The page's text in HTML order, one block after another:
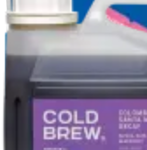
Категорія:
ЕСПРЕСО
Обробка:
Оцінка якості:
Станція обробки
Bombe
Різновид:
Heirloom
Додати до кошика
Рекомендуємо також: